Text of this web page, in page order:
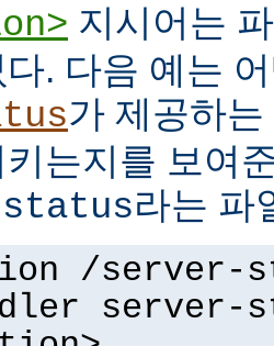
지시어는
. 다음 예는
가 제공하
키는지를 보여
라는 파
/server-
server-